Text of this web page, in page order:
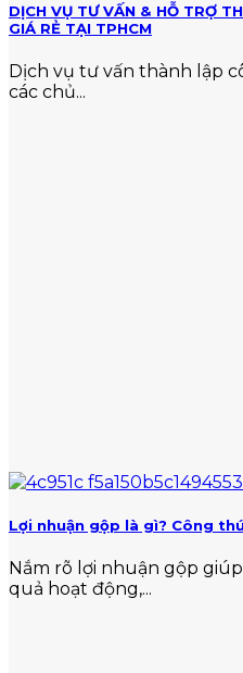
DỊCH VỤ TƯ VẤN & HỖ TRỢ
GIÁ RẺ TẠI TPHCM
Dịch vụ tư vấn thành lập
các chủ...
Lợi nhuận gộp là gì? Công
Nắm rõ lợi nhuận gộp
quả hoạt động,...